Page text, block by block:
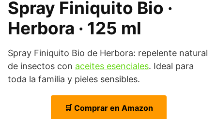
Spray Finiquito Bio ·
Herbora · 125 ml
Spray Finiquito Bio de Herbora: repelente natural
de insectos con aceites esenciales. Ideal para
toda la familia y pieles sensibles.
🛒 Comprar en Amazon